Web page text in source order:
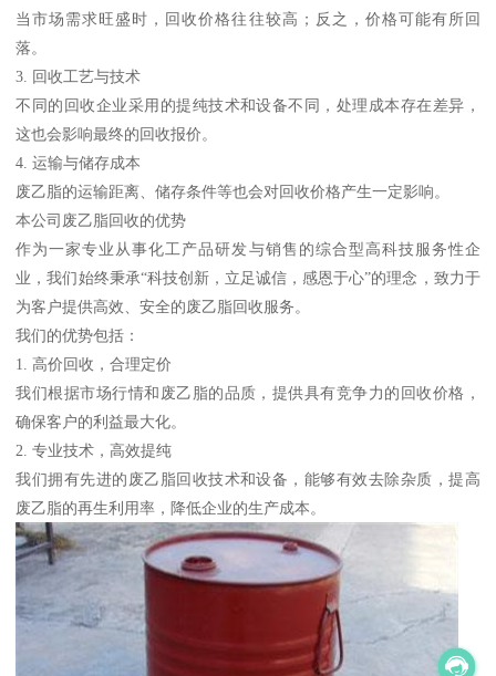
当市场需求旺盛时，回收价格往往较高；反之，价格可能有所回
落。
3. 回收工艺与技术
不同的回收企业采用的提纯技术和设备不同，处理成本存在差异，
这也会影响最终的回收报价。
4. 运输与储存成本
废乙脂的运输距离、储存条件等也会对回收价格产生一定影响。
本公司废乙脂回收的优势
作为一家专业从事化工产品研发与销售的综合型高科技服务性企
业，我们始终秉承“科技创新，立足诚信，感恩于心”的理念，致力于
为客户提供高效、安全的废乙脂回收服务。
我们的优势包括：
1. 高价回收，合理定价
我们根据市场行情和废乙脂的品质，提供具有竞争力的回收价格，
确保客户的利益最大化。
2. 专业技术，高效提纯
我们拥有先进的废乙脂回收技术和设备，能够有效去除杂质，提高
废乙脂的再生利用率，降低企业的生产成本。